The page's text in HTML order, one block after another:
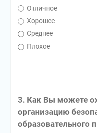
Отличное
Хорошее
Среднее
Плохое
3. Как Вы можете
организацию
образовательного